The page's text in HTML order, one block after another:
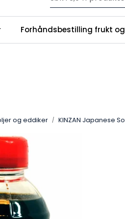
Velkommen til vår
Franchise | Om oss
Forhåndsbestilling frukt
og eddiker KINZAN Japanese